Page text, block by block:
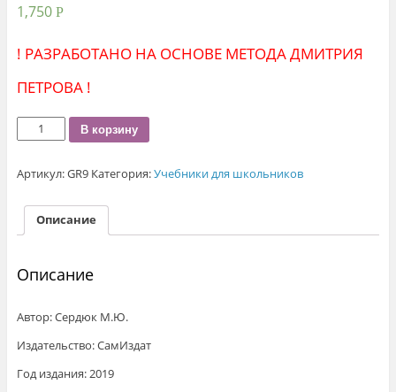
1,750 Р
! РАЗРАБОТАНО НА ОСНОВЕ МЕТОДА ДМИТРИЯ
ПЕТРОВА !
Количество
Grammar.
времён
месяца
В корзину
Артикул:GR9 Категория:Учебники для школьников
Описание
Описание
Автор: Сердюк М.Ю.
Издательство: СамИздат
Год издания: 2019